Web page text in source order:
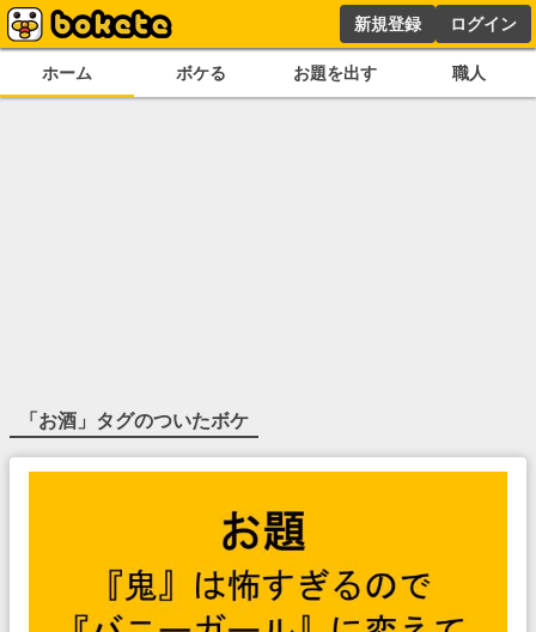
新規登録 ログイン
ホーム ボケる お題を出す 職人
「お酒 」タグのついたボケ